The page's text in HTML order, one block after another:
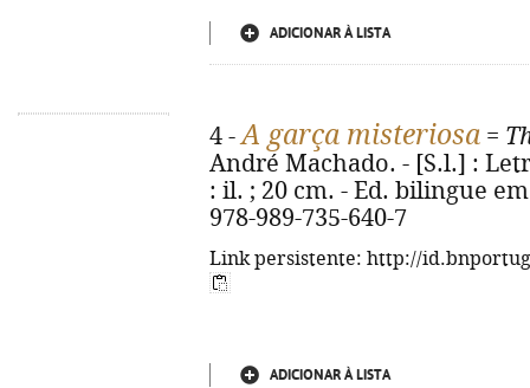
ADICIONAR À LISTA
4 -A garça misteriosa =
André Machado. - [S.l.] :
: il. ; 20 cm. - Ed. bilingue
978-989-735-640-7
Link persistente: http://
ADICIONAR À LISTA